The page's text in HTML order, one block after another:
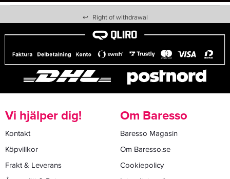
↩ Right of withdrawal
Vi hjälper dig!
Kontakt
Köpvillkor
Frakt & Leverans
Om Baresso
Baresso Magasin
Om Baresso.se
Cookiepolicy